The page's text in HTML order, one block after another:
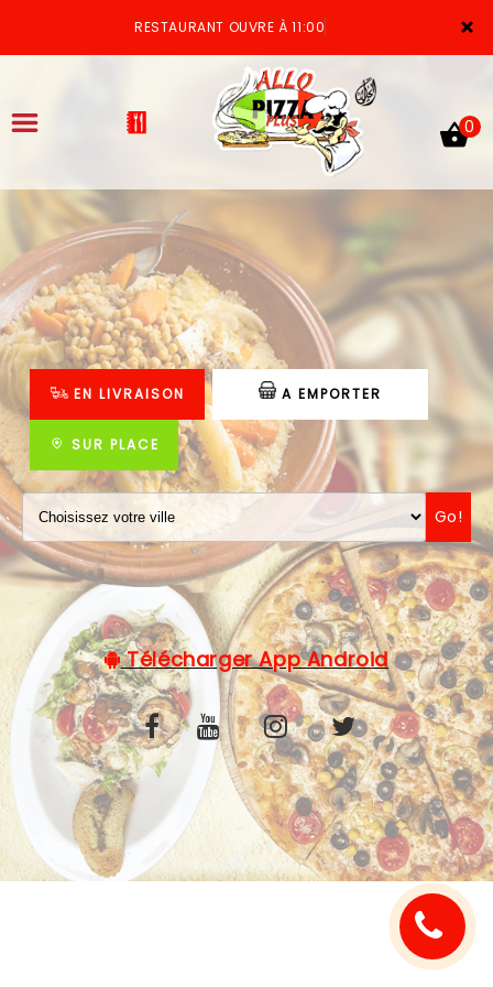
×
RESTAURANT OUVRE À 11:00
ACCUEIL
LA CARTE
VOTRE COMPTE
NOTRE RESTAURANT
VOS AVIS
MENTIONS LÉGALES
0
EN LIVRAISON A EMPORTER
SUR PLACE
Go!
Télécharger App Android